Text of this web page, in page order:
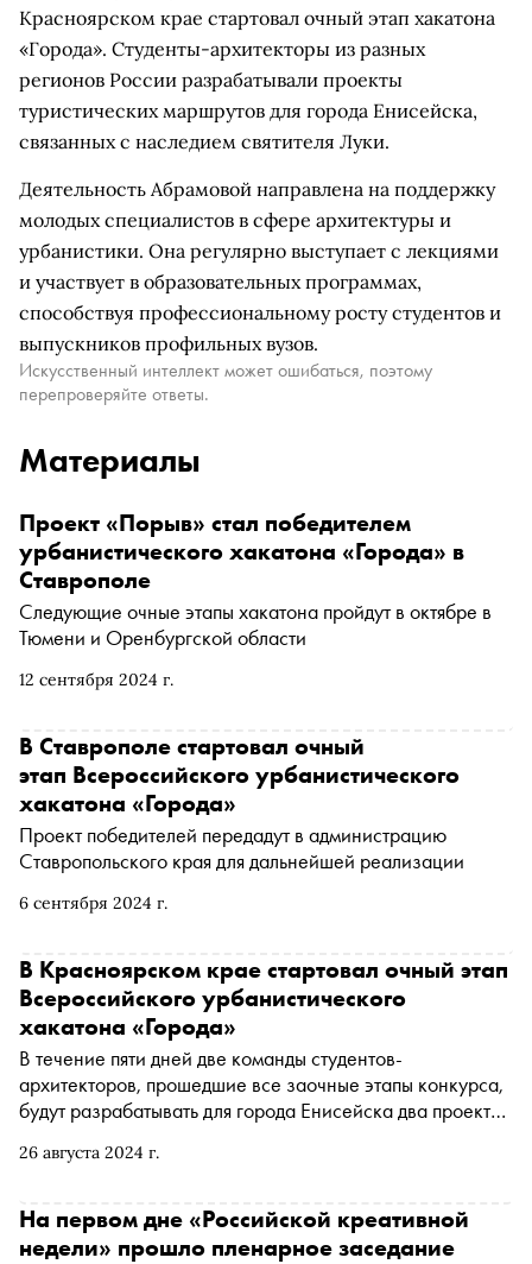
Красноярском крае стартовал очный этап хакатона
«Города». Студенты-архитекторы из разных
регионов России разрабатывали проекты
туристических маршрутов для города Енисейска,
связанных с наследием святителя Луки.
Деятельность Абрамовой направлена на поддержку
молодых специалистов в сфере архитектуры и
урбанистики. Она регулярно выступает с лекциями
и участвует в образовательных программах,
способствуя профессиональному росту студентов и
выпускников профильных вузов.
Искусственный интеллект может ошибаться, поэтому
перепроверяйте ответы.
Материалы
12 сентября 2024 г.
Проект «Порыв» стал победителем
урбанистического хакатона «Города» в
Ставрополе
Следующие очные этапы хакатона пройдут в октябре в
Тюмени и Оренбургской области
6 сентября 2024 г.
В Ставрополе стартовал очный
этап Всероссийского урбанистического
хакатона «Города»
Проект победителей передадут в администрацию
Ставропольского края для дальнейшей реализации
26 августа 2024 г.
В Красноярском крае стартовал очный этап
Всероссийского урбанистического
хакатона «Города»
В течение пяти дней две команды студентов-
архитекторов, прошедшие все заочные этапы конкурса,
будут разрабатывать для города Енисейска два проекта
«Тропа святителя Луки». Лучший будет передан
реализации
На первом дне «Российской креативной
недели» прошло пленарное заседание